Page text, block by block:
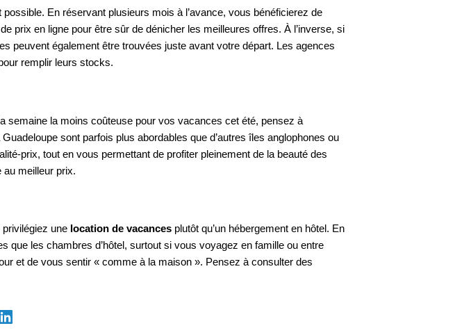
En réservant plusieurs mois à l’avance, vous bénéficierez de
prix en ligne pour être sûr de dénicher les meilleures offres. À l’inverse, si
peuvent également être trouvées juste avant votre départ. Les agences
remplir leurs stocks.
semaine la moins coûteuse pour vos vacances cet été, pensez à
sont parfois plus abordables que d’autres îles anglophones ou
prix, tout en vous permettant de profiter pleinement de la beauté des
au meilleur prix.
une location de vacances plutôt qu’un hébergement en hôtel. En
que les chambres d’hôtel, surtout si vous voyagez en famille ou entre
et de vous sentir « comme à la maison ». Pensez à consulter des